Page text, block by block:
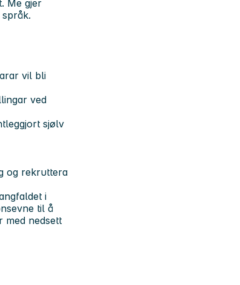
Me gjer
vil bli
ved
sjølv
og rekruttera
i
til å
med nedsett